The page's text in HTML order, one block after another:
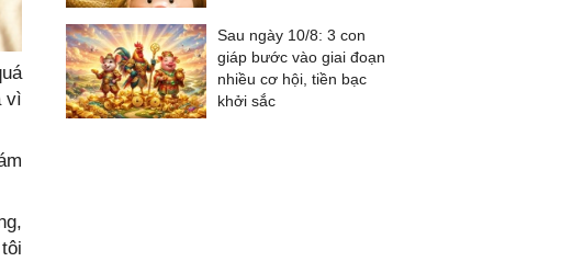
vì
Sau ngày 10/8: 3 con
giáp bước vào giai đoạn
nhiều cơ hội, tiền bạc
khởi sắc